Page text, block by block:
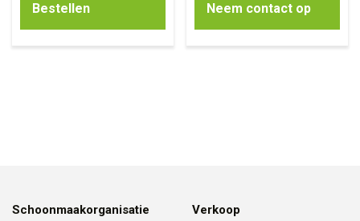
Bestellen Neem contact op
Schoonmaakorganisatie
Verkoop